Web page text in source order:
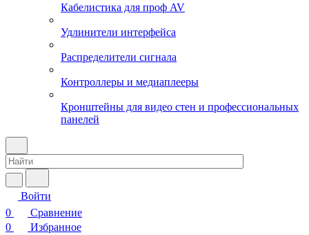
Кабелистика для проф AV
Удлинители интерфейса
Распределители сигнала
Контроллеры и медиаплееры
Кронштейны для видео стен и профессиональных
панелей
Войти
0
Сравнение
0
Избранное